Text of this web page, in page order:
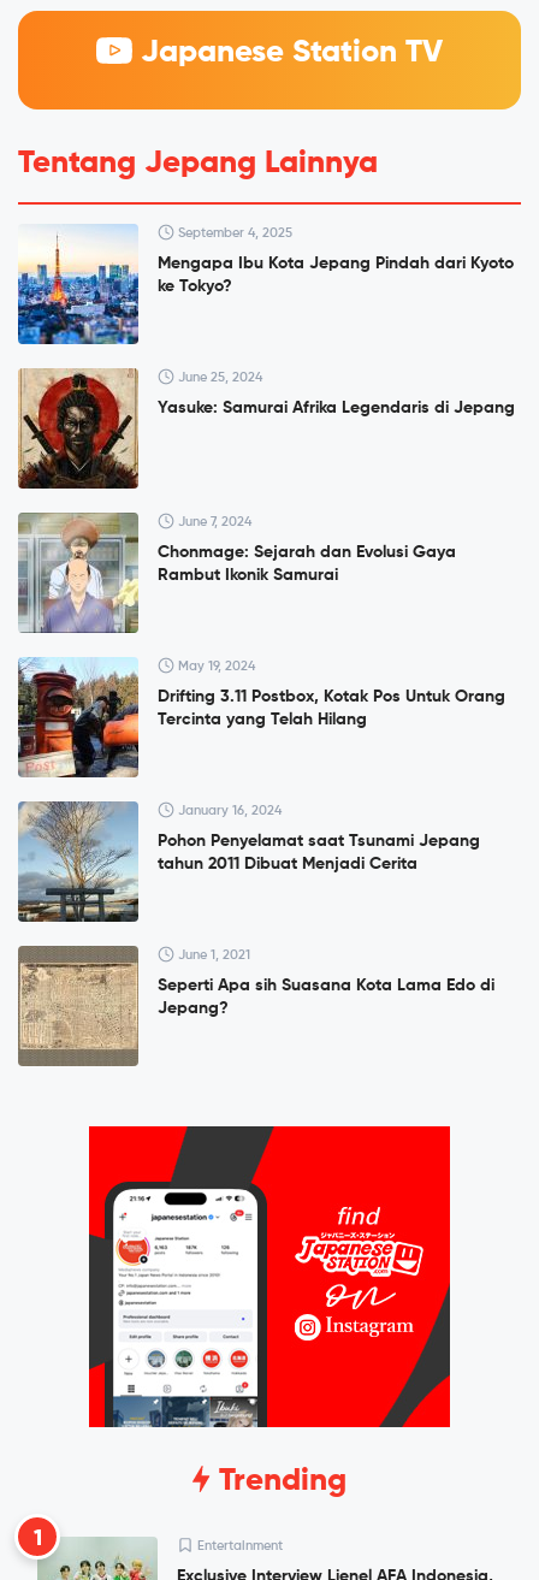
Japanese Station TV
Tentang Jepang Lainnya
September 4, 2025
Mengapa Ibu Kota Jepang Pindah dari Kyoto
ke Tokyo?
June 25, 2024
Yasuke: Samurai Afrika Legendaris di Jepang
June 7, 2024
Chonmage: Sejarah dan Evolusi Gaya
Rambut Ikonik Samurai
May 19, 2024
Drifting 3.11 Postbox, Kotak Pos Untuk Orang
Tercinta yang Telah Hilang
January 16, 2024
Pohon Penyelamat saat Tsunami Jepang
tahun 2011 Dibuat Menjadi Cerita
June 1, 2021
Seperti Apa sih Suasana Kota Lama Edo di
Jepang?
Trending
1 Entertainment
Exclusive Interview Lienel AFA Indonesia,